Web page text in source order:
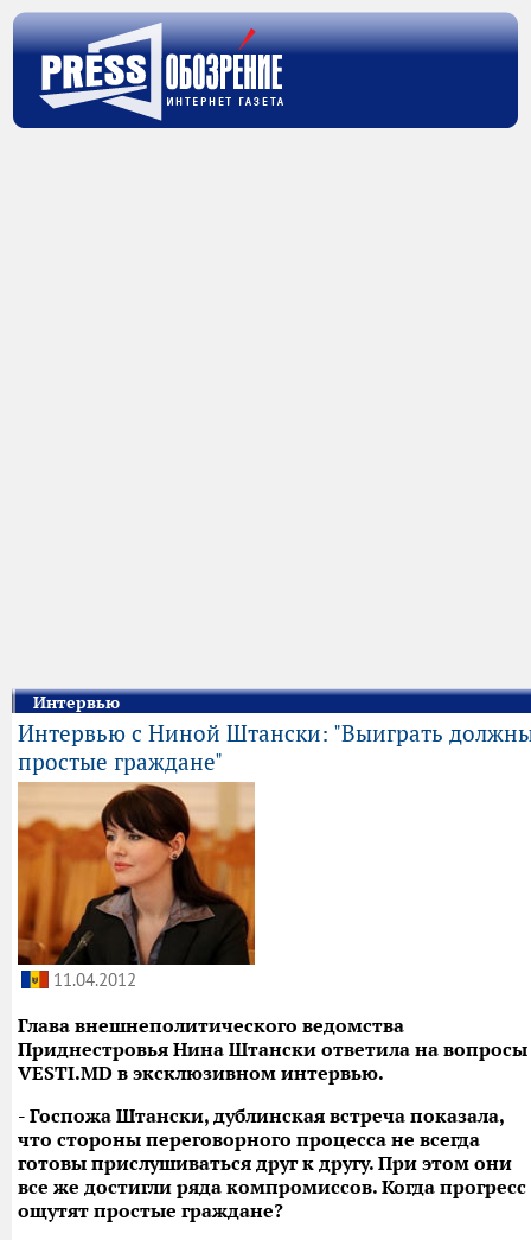
Интервью
Интервью c Ниной Штански: "Выиграть
простые граждане"
11.04.2012
Глава внешнеполитического ведомства
Приднестровья Нина Штански ответила на вопросы
VESTI.MD в эксклюзивном интервью.
- Госпожа Штански, дублинская встреча показала,
что стороны переговорного процесса не всегда
готовы прислушиваться друг к другу. При этом они
все же достигли ряда компромиссов. Когда прогресс
ощутят простые граждане?